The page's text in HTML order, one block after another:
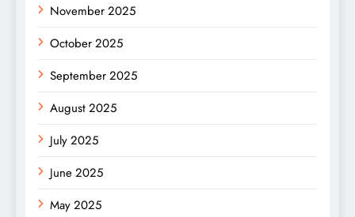
November 2025
October 2025
September 2025
August 2025
July 2025
June 2025
May 2025